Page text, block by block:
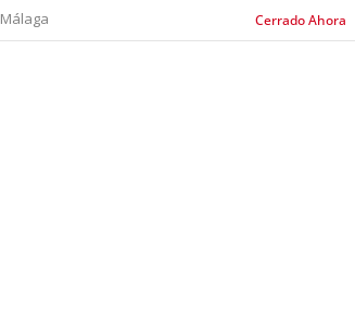
Málaga Cerrado Ahora